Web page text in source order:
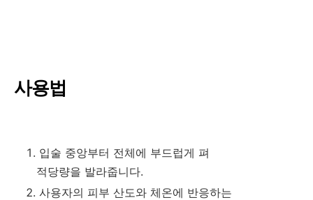
사용법
입술 중앙부터 전체에 부드럽게 펴
적당량을 발라줍니다.
사용자의 피부 산도와 체온에 반응하는